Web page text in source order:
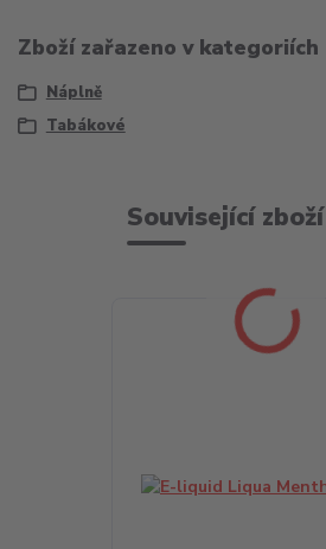
Zboží zařazeno v kategoriích
Náplně
Tabákové
Související zboží